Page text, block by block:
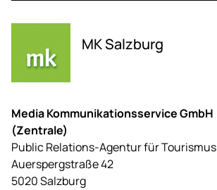
MK Salzburg
Media Kommunikationsservice GmbH
(Zentrale)
Public Relations-Agentur für Tourismus
Auerspergstraße 42
5020 Salzburg